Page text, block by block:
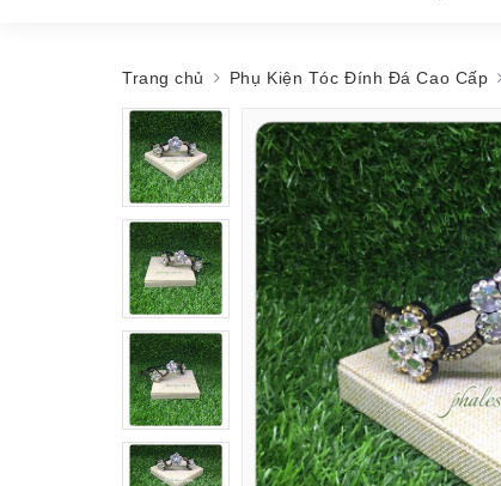
Trang chủ Phụ Kiện Tóc Đính Đá Cao Cấp